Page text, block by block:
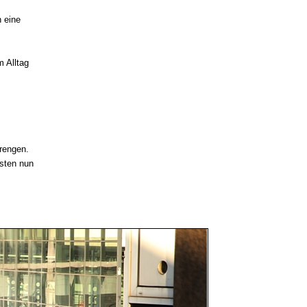
eine
Alltag
nun